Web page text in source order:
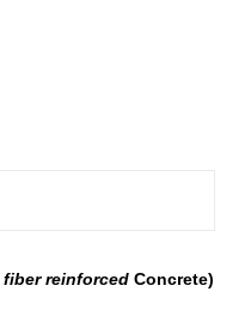
fiber reinforced Concrete)